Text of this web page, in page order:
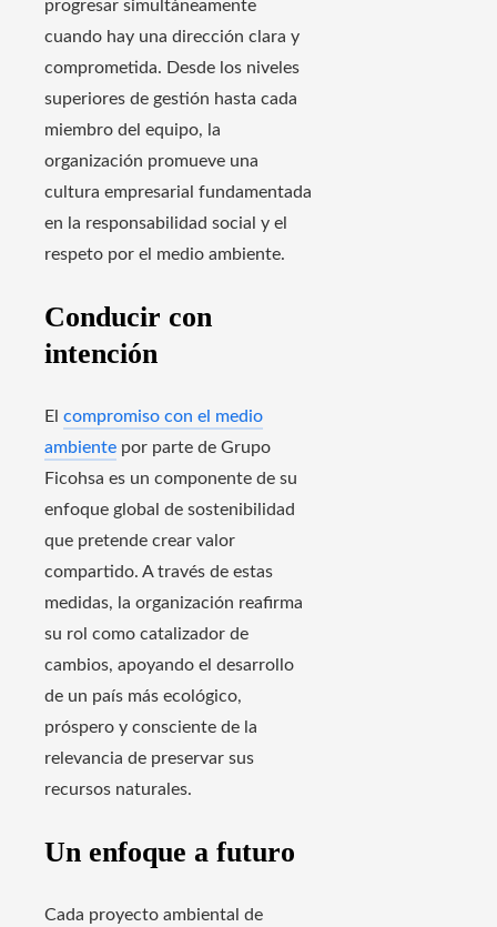
progresar simultáneamente
cuando hay una dirección clara y
comprometida. Desde los niveles
superiores de gestión hasta cada
miembro del equipo, la
organización promueve una
cultura empresarial fundamentada
en la responsabilidad social y el
respeto por el medio ambiente.
Conducir con
intención
El compromiso con el medio
ambiente por parte de Grupo
Ficohsa es un componente de su
enfoque global de sostenibilidad
que pretende crear valor
compartido. A través de estas
medidas, la organización reafirma
su rol como catalizador de
cambios, apoyando el desarrollo
de un país más ecológico,
próspero y consciente de la
relevancia de preservar sus
recursos naturales.
Un enfoque a futuro
Cada proyecto ambiental de